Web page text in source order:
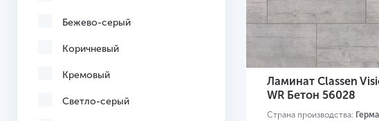
Бежево-серый
Коричневый
Кремовый
Светло-серый
Ламинат Classen
WR Бетон 56028
Страна производства: